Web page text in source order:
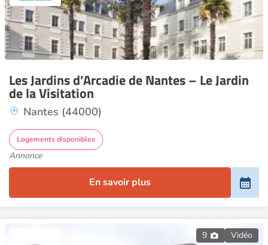
Les Jardins d’Arcadie de Nantes – Le Jardin
de la Visitation
Nantes (44000)
Logements disponibles
Annonce
En savoir plus
9 Vidéo